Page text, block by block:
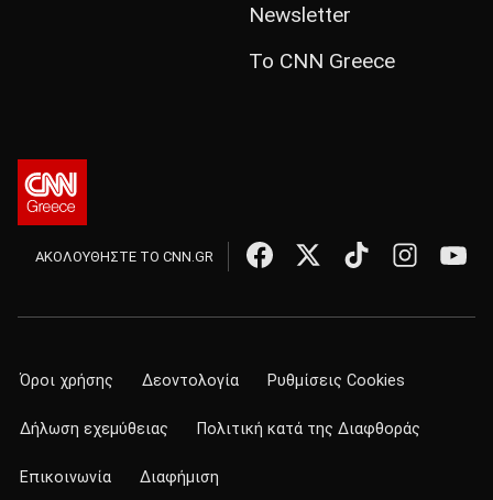
Newsletter
Το CNN Greece
ΑΚΟΛΟΥΘΗΣΤΕ ΤΟ CNN.GR
Όροι χρήσης Δεοντολογία Ρυθμίσεις Cookies
Δήλωση εχεμύθειας Πολιτική κατά της Διαφθοράς
Επικοινωνία Διαφήμιση